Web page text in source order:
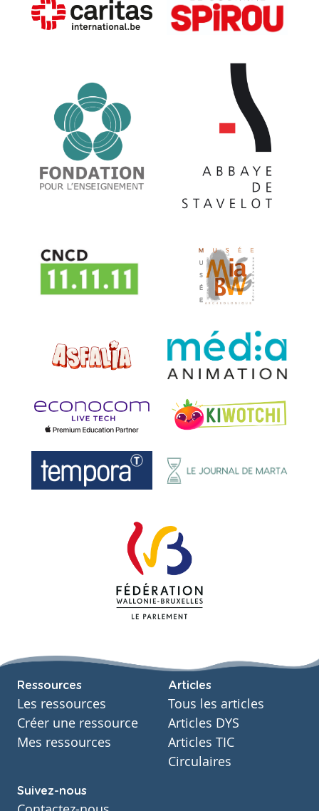
Ressources
Les ressources
Créer une ressource
Mes ressources
Articles
Tous les articles
Articles DYS
Articles TIC
Circulaires
Suivez-nous